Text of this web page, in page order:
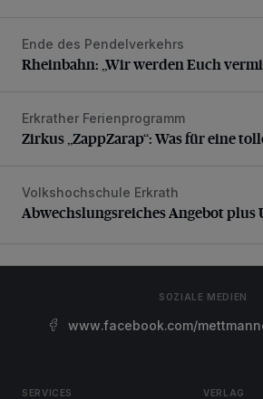
Rheinbahn: „Wir werden Euch
Ende des Pendelverkehrs
Rheinbahn: „Wir werden Euch
Zirkus „ZappZarap“: Was für eine
Erkrather Ferienprogramm
Zirkus „ZappZarap“: Was für eine
Abwechslungsreiches Angebot plus
Volkshochschule Erkrath
Abwechslungsreiches Angebot plus
SOZIALE MEDIEN
www.facebook.com/
SERVICES VERLAG